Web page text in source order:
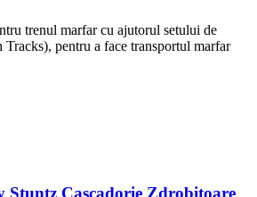
trenul marfar cu ajutorul setului de
pentru a face transportul marfar
Stuntz Cascadorie Zdrobitoare